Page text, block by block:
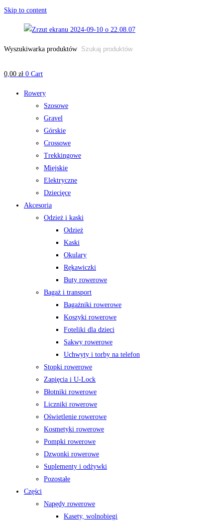
Skip to content
Wyszukiwarka produktów
0,00 zł 0 Cart
Rowery
Szosowe
Gravel
Górskie
Crossowe
Trekkingowe
Miejskie
Elektryczne
Dziecięce
Akcesoria
Odzież i kaski
Odzież
Kaski
Okulary
Rękawiczki
Buty rowerowe
Bagaż i transport
Bagażniki rowerowe
Koszyki rowerowe
Foteliki dla dzieci
Sakwy rowerowe
Uchwyty i torby na telefon
Stopki rowerowe
Zapięcia i U-Lock
Błotniki rowerowe
Liczniki rowerowe
Oświetlenie rowerowe
Kosmetyki rowerowe
Pompki rowerowe
Dzwonki rowerowe
Suplementy i odżywki
Pozostałe
Części
Napędy rowerowe
Kasety, wolnobiegi